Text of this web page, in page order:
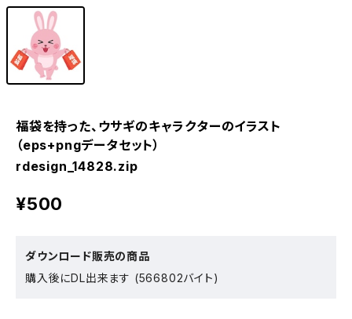
福袋を持った、ウサギのキャラクターのイラスト
（eps+pngデータセット）
rdesign_14828.zip
¥500
ダウンロード販売の商品
購入後にDL出来ます (566802バイト)